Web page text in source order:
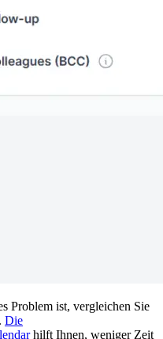
Problem ist, vergleichen Sie
Die
hilft Ihnen, weniger Zeit